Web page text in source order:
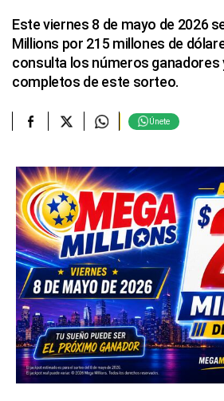
Este viernes 8 de mayo de 2026
Millions por 215 millones de
consulta los números ganadores
completos de este sorteo.
Únete